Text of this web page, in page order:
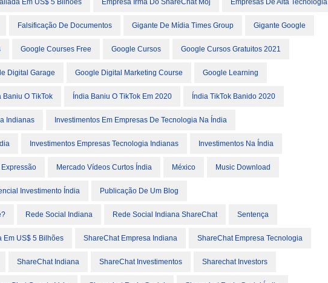
Em US$ 5 Bilhões Empresa Irmã Do ShareChat Moj Empresas De Alta Tecnologia
Falsificação De Documentos Gigante De Mídia Times Group Gigante Google
Google Courses Free Google Cursos Google Cursos Gratuitos 2021
Digital Garage Google Digital Marketing Course Google Learning
Baniu O TikTok Índia Baniu O TikTok Em 2020 Índia TikTok Banido 2020
Indianas Investimentos Em Empresas De Tecnologia Na Índia
Investimentos Empresas Tecnologia Indianas Investimentos Na Índia
Mercado Vídeos Curtos Índia México Music Download
Investimento Índia Publicação De Um Blog
Rede Social Indiana Rede Social Indiana ShareChat Sentença
Em US$ 5 Bilhões ShareChat Empresa Indiana ShareChat Empresa Tecnologia
ShareChat Indiana ShareChat Investimentos Sharechat Investors